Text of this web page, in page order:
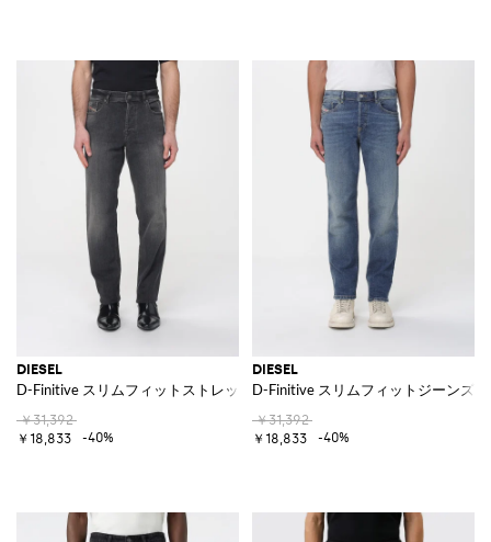
DIESEL
D-Finitive スリムフィットストレッチデニムジーンズ
￥31,392
￥18,833
-40%
DIESEL
D-Finitive スリムフィットジーンズ
￥31,392
￥18,833
-40%